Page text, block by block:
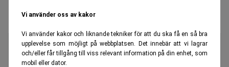
Vi använder oss av kakor
Vi använder kakor och liknande tekniker för att du ska få en så bra
upplevelse som möjligt på webbplatsen. Det innebär att vi lagrar
och/eller får tillgång till viss relevant information på din enhet, som
mobil eller dator.